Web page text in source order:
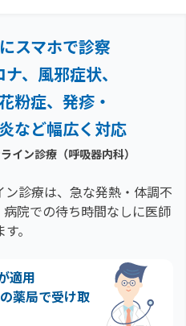
スマホで診察
、風邪症状、
粉症、 発疹・
など幅広く対応
イン診療（呼吸器内科）
診療は、急な発熱・体調不
病院での待ち時間なしに医師
。
適用
薬局で受け取